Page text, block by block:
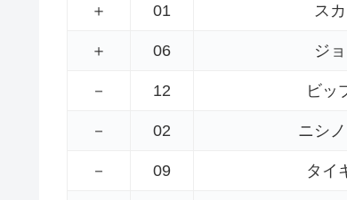
＋ 01 ス
＋ 06 ジ
－ 12 ビッ
－ 02 ニシ
－ 09 タイ